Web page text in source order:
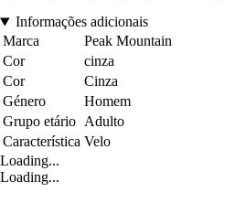
Informações adicionais
Marca
Peak Mountain
Cor
cinza
Cor
Cinza
Género
Homem
Grupo etário Adulto
Característica Velo
Loading...
Loading...